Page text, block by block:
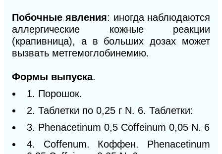
Побочные явления: иногда наблюдаются
аллергические кожные реакции
(крапивница), а в больших дозах может
вызвать метгемоглобинемию.
Формы выпуска.
1. Порошок.
2. Таблетки по 0,25 г N. 6. Таблетки:
3. Phenacetinum 0,5 Coffeinum 0,05 N. 6
4. Coffenum. Коффен. Phenacetinum